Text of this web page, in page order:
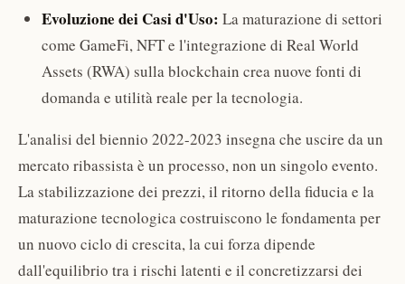
Evoluzione dei Casi d'Uso: La maturazione di settori
come GameFi, NFT e l'integrazione di Real World
Assets (RWA) sulla blockchain crea nuove fonti di
domanda e utilità reale per la tecnologia.
L'analisi del biennio 2022-2023 insegna che uscire da un
mercato ribassista è un processo, non un singolo evento.
La stabilizzazione dei prezzi, il ritorno della fiducia e la
maturazione tecnologica costruiscono le fondamenta per
un nuovo ciclo di crescita, la cui forza dipende
dall'equilibrio tra i rischi latenti e il concretizzarsi dei